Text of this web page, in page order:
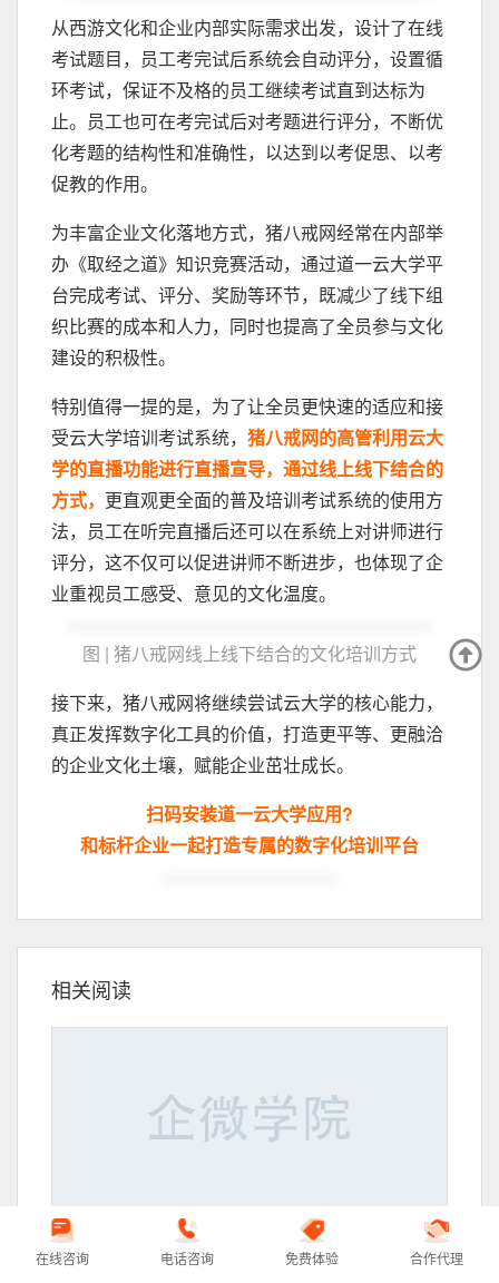
从西游文化和企业内部实际需求出发，设计了在线
考试题目，员工考完试后系统会自动评分，设置循
环考试，保证不及格的员工继续考试直到达标为
止。员工也可在考完试后对考题进行评分，不断优
化考题的结构性和准确性，以达到以考促思、以考
促教的作用。
为丰富企业文化落地方式，猪八戒网经常在内部举
办《取经之道》知识竞赛活动，通过道一云大学平
台完成考试、评分、奖励等环节，既减少了线下组
织比赛的成本和人力，同时也提高了全员参与文化
建设的积极性。
特别值得一提的是，为了让全员更快速的适应和接
受云大学培训考试系统， 猪八戒网的高管利用云大
学的直播功能进行直播宣导，通过线上线下结合的
方式， 更直观更全面的普及培训考试系统的使用方
法，员工在听完直播后还可以在系统上对讲师进行
评分，这不仅可以促进讲师不断进步，也体现了企
业重视员工感受、意见的文化温度。
图 | 猪八戒网线上线下结合的文化培训方式
接下来，猪八戒网将继续尝试云大学的核心能力，
真正发挥数字化工具的价值，打造更平等、更融洽
的企业文化土壤，赋能企业茁壮成长。
扫码安装道一云大学应用?
和标杆企业一起打造专属的数字化培训平台
相关阅读
在线咨询 电话咨询 免费体验 合作代理